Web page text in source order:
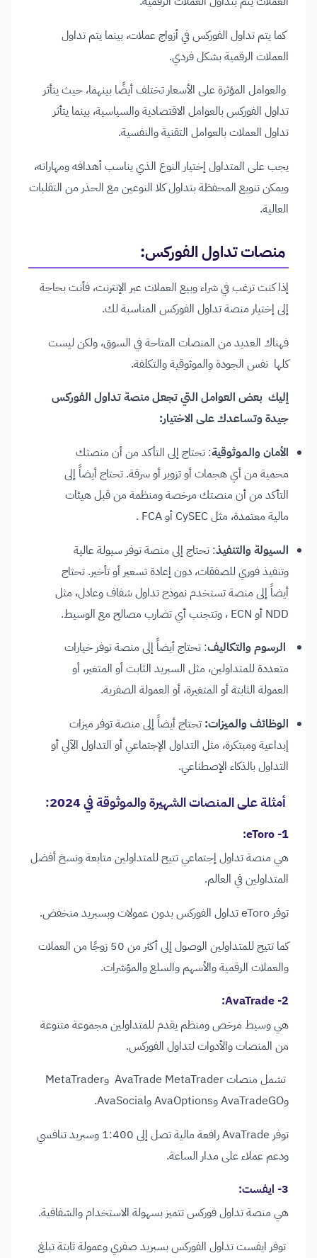
كما يتم تداول الفوركس في أزواج عملات، بينما يتم تداول
العملات الرقمية بشكل فردي.
والعوامل المؤثرة على الأسعار تختلف أيضًا بينهما، حيث يتأثر
تداول الفوركس بالعوامل الاقتصادية والسياسية، بينما يتأثر
تداول العملات بالعوامل التقنية والنفسية.
يجب على المتداول إختيار النوع الذي يناسب أهدافه ومهاراته،
ويمكن تنويع المحفظة بتداول كلا النوعين مع الحذر من التقلبات
العالية.
منصات تداول الفوركس:
إذا كنت ترغب في شراء وبيع العملات عبر الإنترنت، فأنت بحاجة
إلى إختيار منصة تداول الفوركس المناسبة لك.
فهناك العديد من المنصات المتاحة في السوق، ولكن ليست
كلها نفس الجودة والموثوقية والتكلفة.
إليك بعض العوامل التي تجعل منصة تداول الفوركس
جيدة وتساعدك على الاختيار:
الأمان والموثوقية: تحتاج إلى التأكد من أن منصتك
محمية من أي هجمات أو تزوير أو سرقة. تحتاج أيضاً إلى
التأكد من أن منصتك مرخصة ومنظمة من قبل هيئات
مالية معتمدة، مثل CySEC أو FCA .
السيولة والتنفيذ: تحتاج إلى منصة توفر سيولة عالية
وتنفيذ فوري للصفقات، دون إعادة تسعير أو تأخير. تحتاج
أيضاً إلى منصة تستخدم نموذج تداول شفاف وعادل، مثل
NDD أو ECN ، وتتجنب أي تضارب مصالح مع الوسيط.
الرسوم والتكاليف: تحتاج أيضاً إلى منصة توفر خيارات
متعددة للمتداولين، مثل السبريد الثابت أو المتغير، أو
العمولة الثابتة أو المتغيرة، أو العمولة الصفرية.
الوظائف والميزات: تحتاج أيضاً إلى منصة توفر ميزات
إبداعية ومبتكرة، مثل التداول الإجتماعي أو التداول الآلي أو
التداول بالذكاء الإصطناعي.
أمثلة على المنصات الشهيرة والموثوقة في 2024 :
1- eToro
:
هي منصة تداول إجتماعي تتيح للمتداولين متابعة ونسخ أفضل
المتداولين في العالم.
توفر eToro تداول الفوركس بدون عمولات وبسبريد منخفض.
كما تتيح للمتداولين الوصول إلى أكثر من 50 زوجًا من العملات
والعملات الرقمية والأسهم والسلع والمؤشرات.
2- AvaTrade
:
هي وسيط مرخص ومنظم يقدم للمتداولين مجموعة متنوعة
من المنصات والأدوات لتداول الفوركس.
وAvaTradeGO وAvaOptions وAvaSocial.
توفر AvaTrade رافعة مالية تصل إلى 1:400 وسبريد تنافسي
ودعم عملاء على مدار الساعة.
3- ايفست
:
هي منصة تداول فوركس تتميز بسهولة الاستخدام والشفافية.
توفر ايفست تداول الفوركس بسبريد صفري وعمولة ثابتة تبلغ